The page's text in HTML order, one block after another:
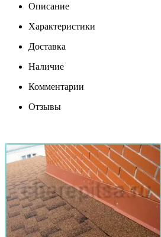
Описание
Характеристики
Доставка
Наличие
Комментарии
Отзывы